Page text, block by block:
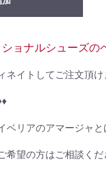
ョナルシューズの
イトしてご注文頂け
ベリアのアマージャ
望の方はご相談くだ